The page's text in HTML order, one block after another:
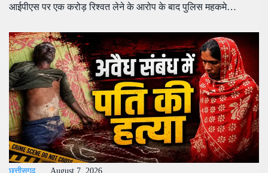
आईपीएस पर एक करोड़ रिश्वत लेने के आरोप के बाद पुलिस महकमे…
छत्तीसगढ़ August 7, 2026